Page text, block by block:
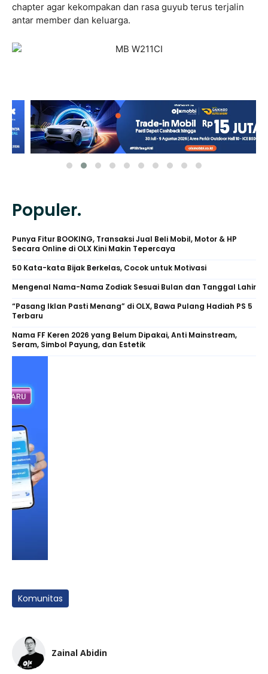
chapter agar kekompakan dan rasa guyub terus terjalin
antar member dan keluarga.
Populer.
Punya Fitur BOOKING, Transaksi Jual Beli Mobil, Motor & HP
Secara Online di OLX Kini Makin Tepercaya
50 Kata-kata Bijak Berkelas, Cocok untuk Motivasi
Mengenal Nama-Nama Zodiak Sesuai Bulan dan Tanggal Lahir
“Pasang Iklan Pasti Menang” di OLX, Bawa Pulang Hadiah PS 5
Terbaru
Nama FF Keren 2026 yang Belum Dipakai, Anti Mainstream,
Seram, Simbol Payung, dan Estetik
Komunitas
Zainal Abidin